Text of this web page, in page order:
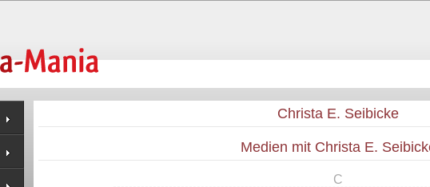
Christa E. Seibicke
Medien mit Christa E.
C